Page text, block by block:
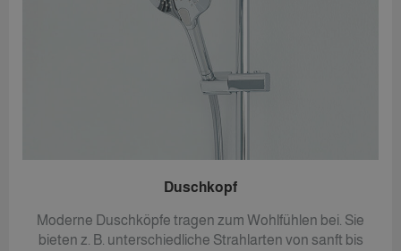
Duschkopf
Moderne Duschköpfe tragen zum Wohlfühlen bei. Sie
bieten z. B. unterschiedliche Strahlarten von sanft bis